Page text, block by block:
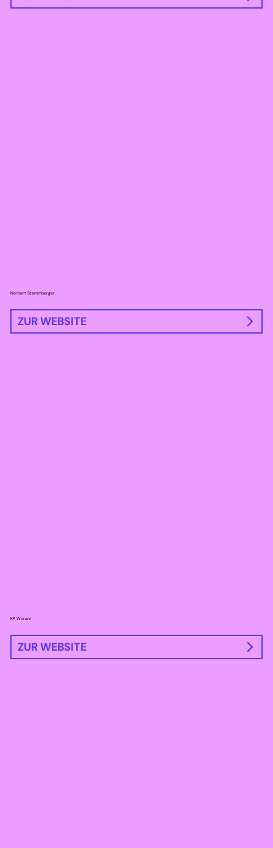
Norbert Stammberger
ZUR WEBSITE
KP Werani
ZUR WEBSITE